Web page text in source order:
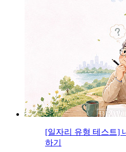
[일자리 유형 테스트]
하기